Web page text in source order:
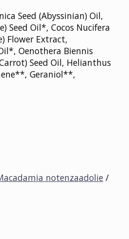
Seed (Abyssinian) Oil,
Seed Oil*, Cocos Nucifera
Flower Extract,
Oenothera Biennis
Seed Oil, Helianthus
Geraniol**,
notenzaadolie /